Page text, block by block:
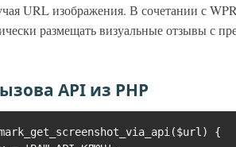
URL изображения. В сочетании с
размещать визуальные отзывы с
API из PHP
{